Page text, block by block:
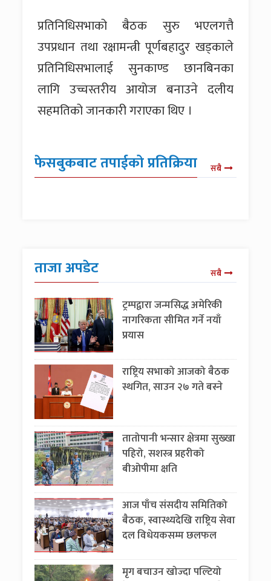
प्रतिनिधिसभाको बैठक सुरु भएलगत्तै
उपप्रधान तथा रक्षामन्त्री पूर्णबहादुर खड्काले
प्रतिनिधिसभालाई सुनकाण्ड छानबिनका
लागि उच्चस्तरीय आयोज बनाउने दलीय
सहमतिको जानकारी गराएका थिए ।
फेसबुकबाट तपाईको प्रतिक्रिया सबै
ताजा अपडेट सबै
ट्रम्पद्वारा जन्मसिद्ध अमेरिकी
नागरिकता सीमित गर्ने नयाँ
प्रयास
राष्ट्रिय सभाको आजको बैठक
स्थगित, साउन २७ गते बस्ने
तातोपानी भन्सार क्षेत्रमा सुख्खा
पहिरो, सशस्त्र प्रहरीको
बीओपीमा क्षति
आज पाँच संसदीय समितिको
बैठक, स्वास्थ्यदेखि राष्ट्रिय सेवा
दल विधेयकसम्म छलफल
मृग बचाउन खोज्दा पल्टियो